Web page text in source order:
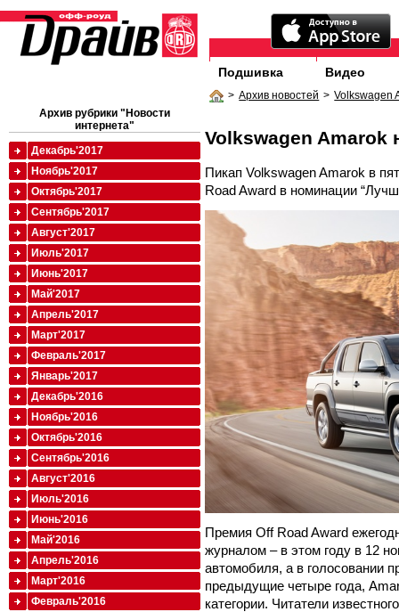
Подшивка Видео
> Архив новостей > Volkswagen
Volkswagen Amarok
Пикап Volkswagen Amarok в
Road Award в номинации
Премия Off Road Award
журналом – в этом году в 12
автомобиля, а в голосовании
предыдущие четыре года,
категории. Читатели
Архив рубрики "Новости
интернета"
Декабрь'2017
Ноябрь'2017
Октябрь'2017
Сентябрь'2017
Август'2017
Июль'2017
Июнь'2017
Май'2017
Апрель'2017
Март'2017
Февраль'2017
Январь'2017
Декабрь'2016
Ноябрь'2016
Октябрь'2016
Сентябрь'2016
Август'2016
Июль'2016
Июнь'2016
Май'2016
Апрель'2016
Март'2016
Февраль'2016